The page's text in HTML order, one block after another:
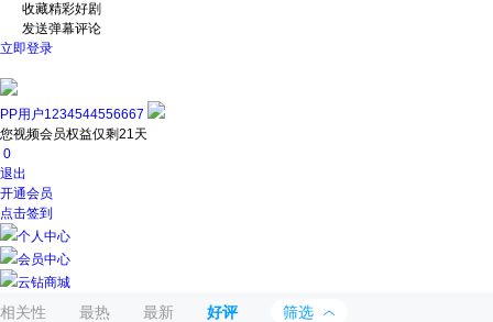
收藏精彩好剧
发送弹幕评论
立即登录
PP用户1234544556667
您视频会员权益仅剩21天
0
退出
开通会员
点击签到
个人中心
会员中心
云钻商城
相关性 最热 最新 好评 筛选